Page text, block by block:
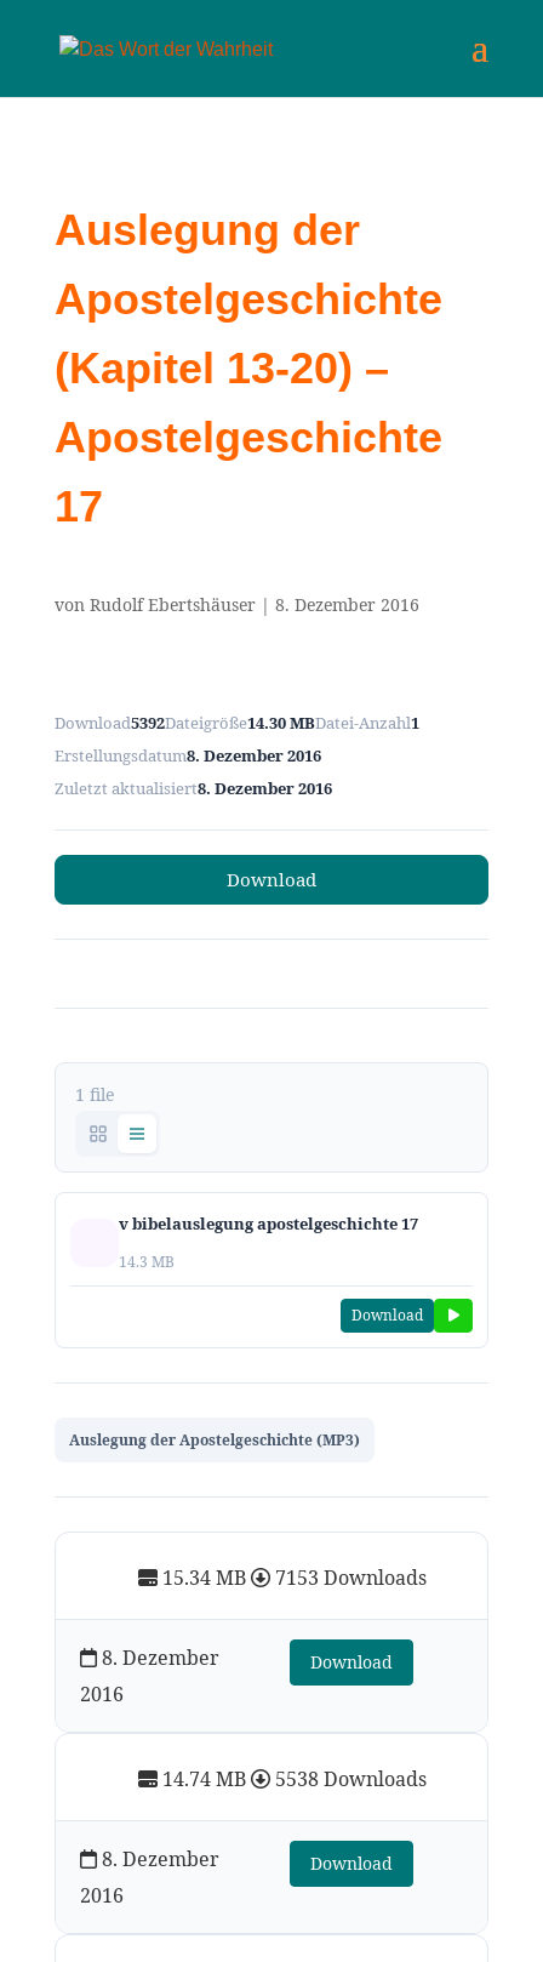
Auslegung der
Apostelgeschichte
(Kapitel 13-20) –
Apostelgeschichte
17
von Rudolf Ebertshäuser| 8. Dezember 2016
Download5392Dateigröße14.30 MBDatei-Anzahl1
Erstellungsdatum8. Dezember 2016
Zuletzt aktualisiert8. Dezember 2016
Download
1 file
v bibelauslegung apostelgeschichte 17
14.3 MB
Download
Auslegung der Apostelgeschichte (MP3)
15.34 MB 7153 Downloads
8. Dezember
2016
Download
14.74 MB 5538 Downloads
8. Dezember
2016
Download